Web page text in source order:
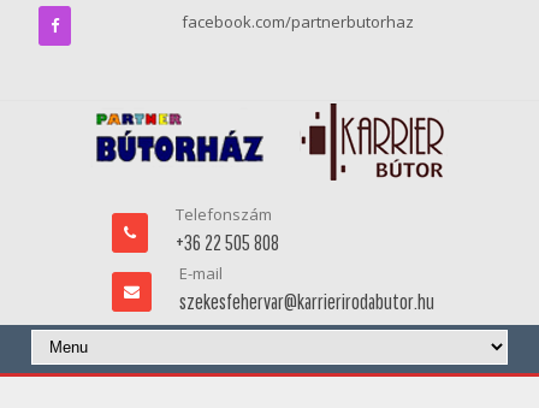
facebook.com/partnerbutorhaz
Telefonszám
+36 22 505 808
E-mail
szekesfehervar@karrierirodabutor.hu